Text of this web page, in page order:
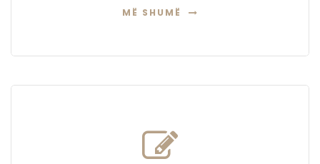
MË SHUMË